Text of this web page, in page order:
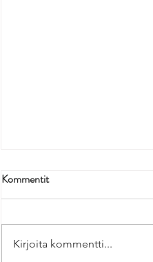
Kommentit
Kirjoita kommentti...